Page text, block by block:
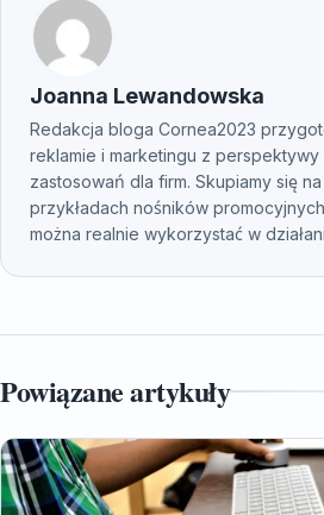
Joanna Lewandowska
Redakcja bloga Cornea2023
reklamie i marketingu z
zastosowań dla firm. Skupiamy się
przykładach nośników
można realnie wykorzystać w
Powiązane artykuły